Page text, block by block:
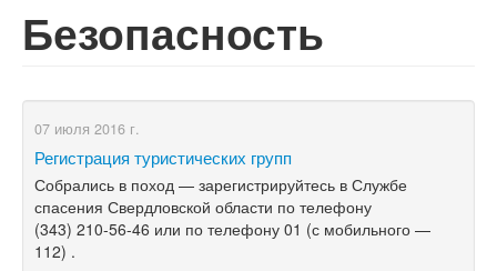
Безопасность
07 июля 2016 г.
Регистрация туристических групп
Собрались в поход — зарегистрируйтесь в Службе
спасения Свердловской области по телефону
(343) 210-56-46 или по телефону 01 (с мобильного —
112) .